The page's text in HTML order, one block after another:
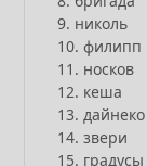
9. николь
10. филипп
11. носков
12. кеша
13. дайнеко
14. звери
15. градусы